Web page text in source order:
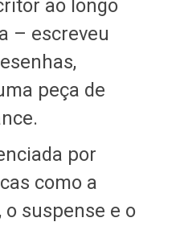
ao longo
– escreveu
peça de
por
como a
suspense e o